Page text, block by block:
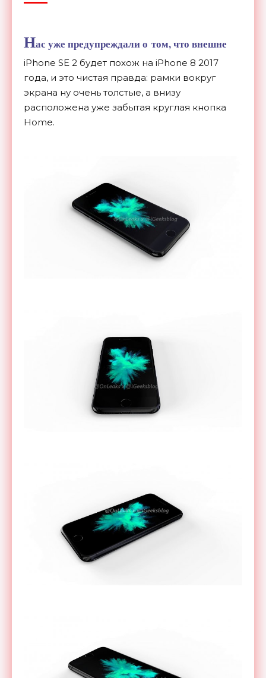
Нас уже предупреждали о том, что внешне
iPhone SE 2 будет похож на iPhone 8 2017
года, и это чистая правда: рамки вокруг
экрана ну очень толстые, а внизу
расположена уже забытая круглая кнопка
Home.